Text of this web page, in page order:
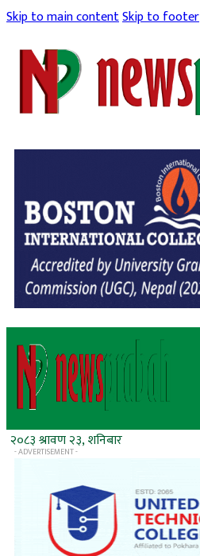
Skip to main contentSkip to footer
२०८३ श्रावण २३, शनिबार
- ADVERTISEMENT -